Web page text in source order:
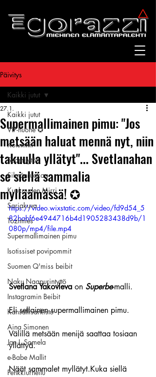
Päivitys
Kaikki jutut
VIP-huone ✪
Kolumnit
Suomitytöt
Silmänruokaa
Kuukauden Mirri
Sarjakuva
Tozimies
Supermallimainen pimu
Isotissiset povipommit
Suomen Q'miss beibit
Naku Naapurintyttö
Instagramin Beibit
Kansallisarkisto
Aina Simonen
Jan I. Somela
e-Babe Mallit
Penkkiurheilu
Kaikki jutut
Supermallimainen pimu: "Jos
metsään haluat mennä nyt, niin
takuulla yllätyt"... Svetlanahan
se siellä sammalia
mylläämässä! ✪
27.1.
https://video.wixstatic.com/video/fd9d54_5
82babf6e4944716b4d1905283438d9b/1
080p/mp4/file.mp4
Svetlana Yakovleva on Superbe-malli.
Eli sellainen supermallimainen pimu.
Välillä metsään menijä saattaa tosiaan
yllättyä.
Näät sammalet myllätyt.Kuka siellä